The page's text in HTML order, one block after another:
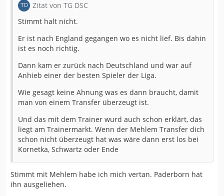
Zitat von TG DSC
Stimmt halt nicht.
Er ist nach England gegangen wo es nicht lief. Bis dahin
ist es noch richtig.
Dann kam er zurück nach Deutschland und war auf
Anhieb einer der besten Spieler der Liga.
Wie gesagt keine Ahnung was es dann braucht, damit
man von einem Transfer überzeugt ist.
Und das mit dem Trainer wurd auch schon erklärt, das
liegt am Trainermarkt. Wenn der Mehlem Transfer dich
schon nicht überzeugt hat was wäre dann erst los bei
Kornetka, Schwartz oder Ende
Stimmt mit Mehlem habe ich mich vertan. Paderborn hat
ihn ausgeliehen.